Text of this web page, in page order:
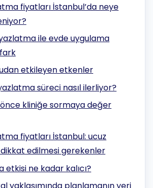
fiyatları İstanbul’da neye
ile evde uygulama
etkileyen etkenler
süreci nasıl ilerliyor?
kliniğe sormaya değer
fiyatları İstanbul: ucuz
edilmesi gerekenler
etkisi ne kadar kalıcı?